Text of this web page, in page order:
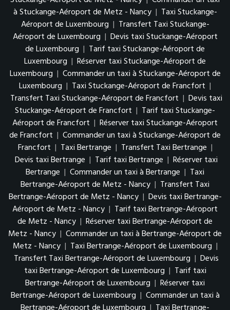
à Stuckange-Aéroport de Metz - Nancy | Taxi Stuckange-
Aéroport de Luxembourg | Transfert Taxi Stuckange-
Aéroport de Luxembourg | Devis taxi Stuckange-Aéroport
de Luxembourg | Tarif taxi Stuckange-Aéroport de
Luxembourg | Réserver taxi Stuckange-Aéroport de
Luxembourg | Commander un taxi à Stuckange-Aéroport de
Luxembourg | Taxi Stuckange-Aéroport de Francfort |
Transfert Taxi Stuckange-Aéroport de Francfort | Devis taxi
Stuckange-Aéroport de Francfort | Tarif taxi Stuckange-
Aéroport de Francfort | Réserver taxi Stuckange-Aéroport
de Francfort | Commander un taxi à Stuckange-Aéroport de
Francfort | Taxi Bertrange | Transfert Taxi Bertrange |
Devis taxi Bertrange | Tarif taxi Bertrange | Réserver taxi
Bertrange | Commander un taxi à Bertrange | Taxi
Bertrange-Aéroport de Metz - Nancy | Transfert Taxi
Bertrange-Aéroport de Metz - Nancy | Devis taxi Bertrange-
Aéroport de Metz - Nancy | Tarif taxi Bertrange-Aéroport
de Metz - Nancy | Réserver taxi Bertrange-Aéroport de
Metz - Nancy | Commander un taxi à Bertrange-Aéroport de
Metz - Nancy | Taxi Bertrange-Aéroport de Luxembourg |
Transfert Taxi Bertrange-Aéroport de Luxembourg | Devis
taxi Bertrange-Aéroport de Luxembourg | Tarif taxi
Bertrange-Aéroport de Luxembourg | Réserver taxi
Bertrange-Aéroport de Luxembourg | Commander un taxi à